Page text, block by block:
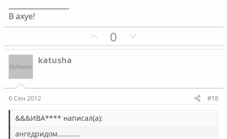
В ахуе!
П
о
т
н
0
е
т
katusha
6 Сен 2012 #18
&&&ИВА**** написал(а):
ангедридом...........